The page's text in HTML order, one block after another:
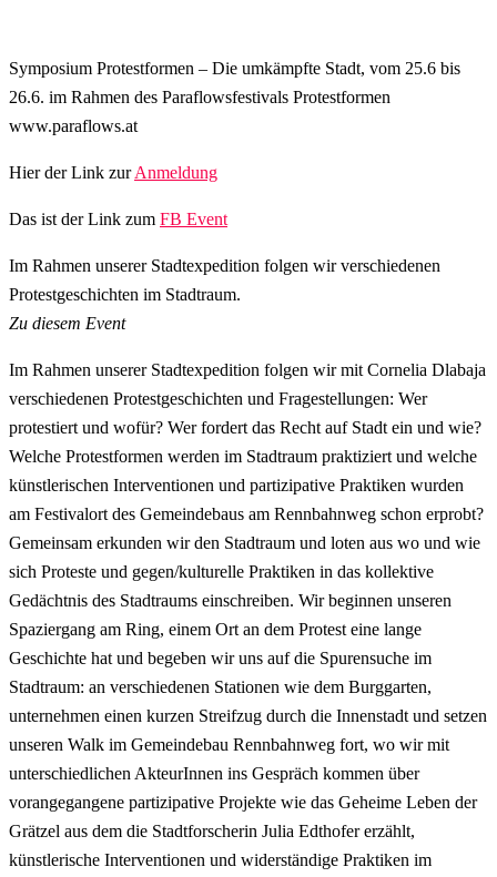
Symposium Protestformen – Die umkämpfte Stadt, vom 25.6 bis
26.6. im Rahmen des Paraflowsfestivals Protestformen
www.paraflows.at
Hier der Link zurAnmeldung
Das ist der Link zum FB Event
Im Rahmen unserer Stadtexpedition folgen wir verschiedenen
Protestgeschichten im Stadtraum.
Zu diesem Event
Im Rahmen unserer Stadtexpedition folgen wir mit Cornelia Dlabaja
verschiedenen Protestgeschichten und Fragestellungen: Wer
protestiert und wofür? Wer fordert das Recht auf Stadt ein und wie?
Welche Protestformen werden im Stadtraum praktiziert und welche
künstlerischen Interventionen und partizipative Praktiken wurden
am Festivalort des Gemeindebaus am Rennbahnweg schon erprobt?
Gemeinsam erkunden wir den Stadtraum und loten aus wo und wie
sich Proteste und gegen/kulturelle Praktiken in das kollektive
Gedächtnis des Stadtraums einschreiben. Wir beginnen unseren
Spaziergang am Ring, einem Ort an dem Protest eine lange
Geschichte hat und begeben wir uns auf die Spurensuche im
Stadtraum: an verschiedenen Stationen wie dem Burggarten,
unternehmen einen kurzen Streifzug durch die Innenstadt und setzen
unseren Walk im Gemeindebau Rennbahnweg fort, wo wir mit
unterschiedlichen AkteurInnen ins Gespräch kommen über
vorangegangene partizipative Projekte wie das Geheime Leben der
Grätzel aus dem die Stadtforscherin Julia Edthofer erzählt,
künstlerische Interventionen und widerständige Praktiken im